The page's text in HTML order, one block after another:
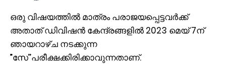
ഒരു വിഷയത്തില്‍ മാത്രം പരാജയപ്പെട്ടവര്‍ക്ക്
അതാത് ഡിവിഷന്‍ കേന്ദ്രങ്ങളില്‍ 2023 മെയ് 7ന്
ഞായറാഴ്ച നടക്കുന്ന
”സേ’’പരീക്ഷക്കിരിക്കാവുന്നതാണ്.